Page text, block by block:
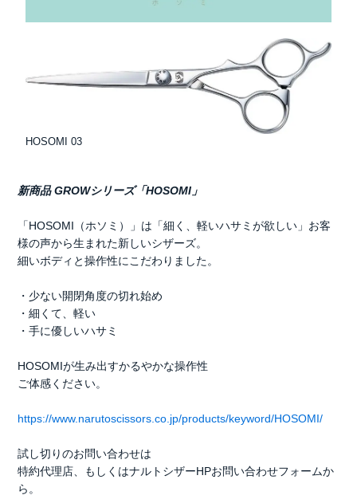
HOSOMI 03
新商品 GROWシリーズ「HOSOMI」
「HOSOMI（ホソミ）」は「細く、軽いハサミが欲しい」お客
様の声から生まれた新しいシザーズ。
細いボディと操作性にこだわりました。
・少ない開閉角度の切れ始め
・細くて、軽い
・手に優しいハサミ
HOSOMIが生み出すかるやかな操作性
ご体感ください。
https://www.narutoscissors.co.jp/products/keyword/HOSOMI/
試し切りのお問い合わせは
特約代理店、もしくはナルトシザーHPお問い合わせフォームか
ら。